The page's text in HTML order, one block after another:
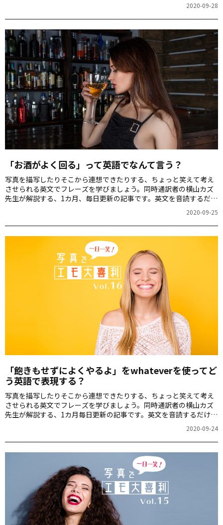
2020-09-28
「お酒がよく回る」って英語でなんて言う？
写真を描写したりそこから連想できたりする、ちょっと笑えて考え
させられる英文でフレーズを学びましょう。同時通訳者の横山カズ
先生が解説する、1カ月、毎日更新の記事です。英文を音読するだけ
2020-09-25
「飽きもせずによくやるよ」をwhateverを使ってど
う英語で表現する？
写真を描写したりそこから連想できたりする、ちょっと笑えて考え
させられる英文でフレーズを学びましょう。同時通訳者の横山カズ
先生が解説する、1カ月毎日更新の記事です。英文を音読するだけで
2020-09-24